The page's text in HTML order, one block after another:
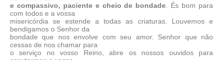
e compassivo, paciente e cheio de bondade . És bom para
com todos e a vossa
misericórdia se estende a todas as criaturas. Louvemos e
bendigamos o Senhor da
bondade que nos envolve com seu amor. Senhor que não
cessas de nos chamar para
o serviço no vosso Reino, abre os nossos ouvidos para